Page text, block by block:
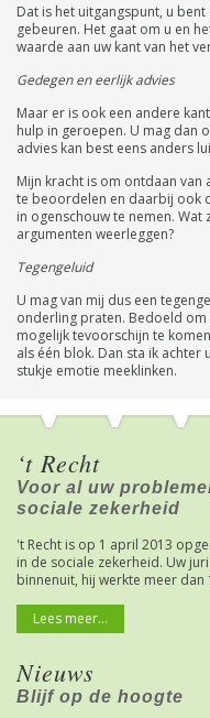
Dat is het uitgangspunt, u
gebeuren. Het gaat om u en
waarde aan uw kant van het
Gedegen en eerlijk advies
Maar er is ook een andere
hulp in geroepen. U mag dan
advies kan best eens anders
Mijn kracht is om ontdaan van
te beoordelen en daarbij ook
in ogenschouw te nemen. Wat
argumenten weerleggen?
Tegengeluid
U mag van mij dus een
onderling praten. Bedoeld
mogelijk tevoorschijn te
als één blok. Dan sta ik achter
stukje emotie meeklinken.
‘t Recht
Voor al uw
sociale zekerheid
't Recht is op 1 april 2013
in de sociale zekerheid. Uw
binnenuit, hij werkte meer dan
Lees meer...
Nieuws
Blijf op de hoogte